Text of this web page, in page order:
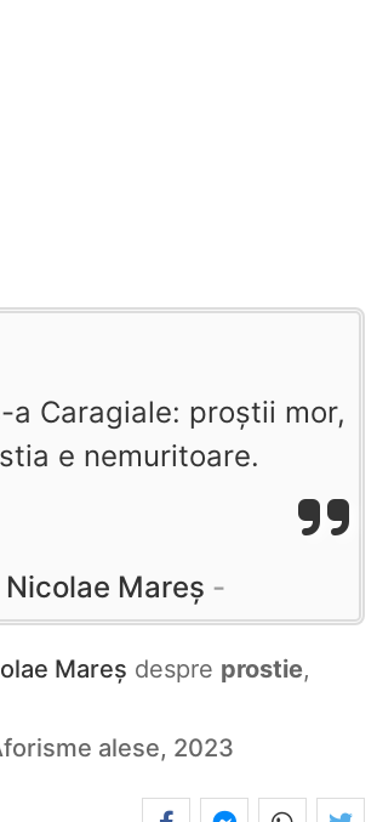
a Caragiale: proștii mor,
e nemuritoare.
Nicolae Mareș
Mareș despre prostie,
alese, 2023